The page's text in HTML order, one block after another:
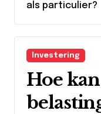
als particulier?
Investering
Hoe